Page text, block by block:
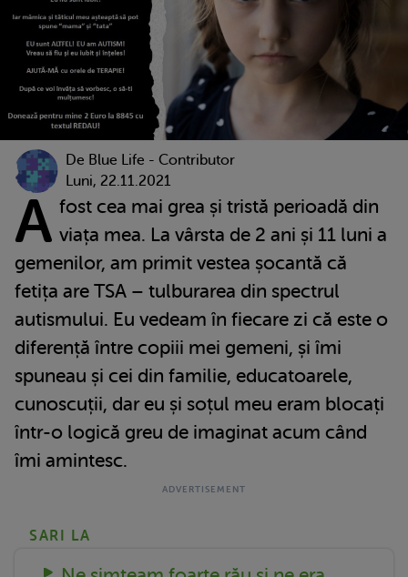
De Blue Life - Contributor
Luni, 22.11.2021
A fost cea mai grea și tristă perioadă din
viața mea. La vârsta de 2 ani și 11 luni a
gemenilor, am primit vestea șocantă că
fetița are TSA – tulburarea din spectrul
autismului. Eu vedeam în fiecare zi că este o
diferență între copiii mei gemeni, și îmi
spuneau și cei din familie, educatoarele,
cunoscuții, dar eu și soțul meu eram blocați
într-o logică greu de imaginat acum când
îmi amintesc.
SARI LA